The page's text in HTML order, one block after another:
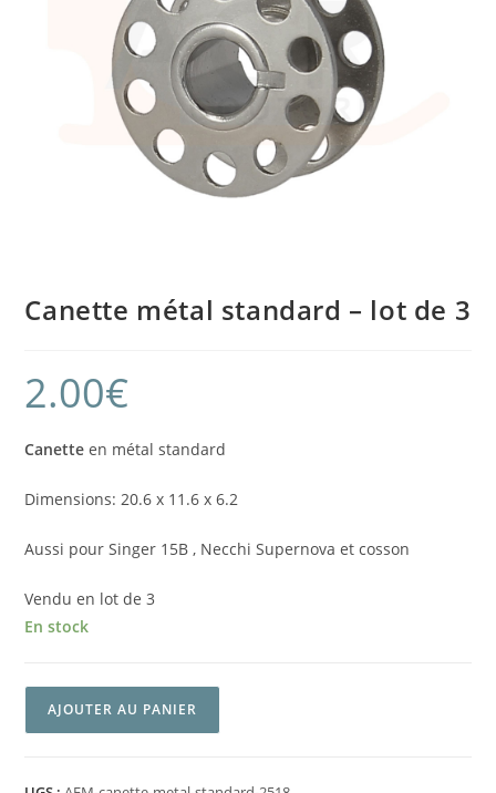
Canette métal standard – lot de 3
2.00€
Canette en métal standard
Dimensions: 20.6 x 11.6 x 6.2
Aussi pour Singer 15B , Necchi Supernova et cosson
Vendu en lot de 3
En stock
AJOUTER AU PANIER